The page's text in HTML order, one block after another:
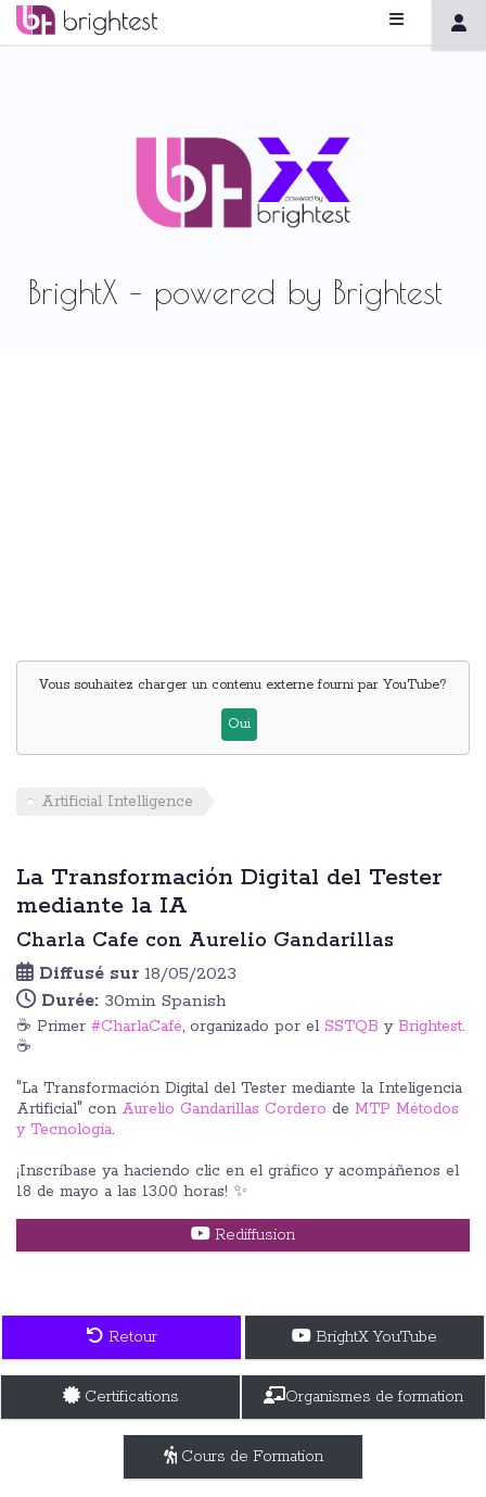
BrightX – powered by Brightest
Vous souhaitez charger un contenu externe fourni par YouTube?
Oui
Artificial Intelligence
La Transformación Digital del Tester
mediante la IA
Charla Cafe con Aurelio Gandarillas
Diffusé sur 18/05/2023
Durée: 30min Spanish
☕ Primer #CharlaCafé, organizado por el SSTQB y Brightest.
☕
"La Transformación Digital del Tester mediante la Inteligencia
Artificial" con Aurelio Gandarillas Cordero de MTP Métodos
y Tecnología.
¡Inscríbase ya haciendo clic en el gráfico y acompáñenos el
18 de mayo a las 13.00 horas! ✨
Rediffusion
Retour BrightX YouTube
Certifications Organismes de formation
Cours de Formation